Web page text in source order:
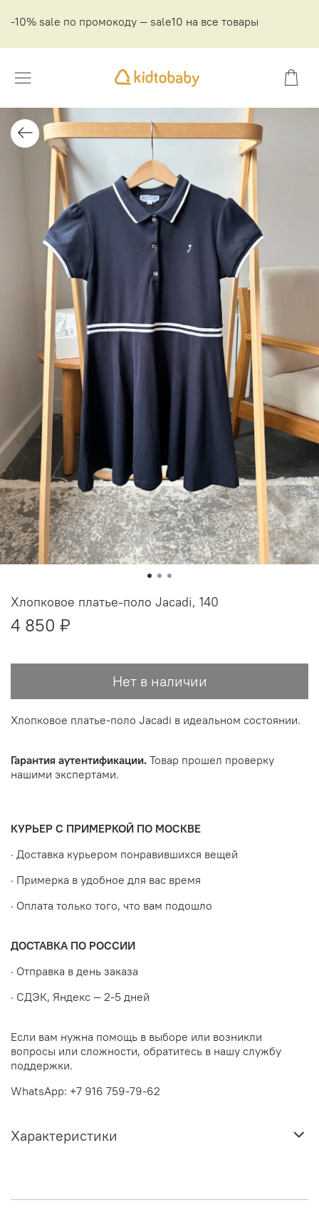
-10% sale по промокоду — sale10 на все товары
Хлопковое платье-поло Jacadi, 140
4 850 ₽
Нет в наличии
Хлопковое платье-поло Jacadi в идеальном состоянии.
Гарантия аутентификации. Товар прошел проверку
нашими экспертами.
КУРЬЕР С ПРИМЕРКОЙ ПО МОСКВЕ
· Доставка курьером понравившихся вещей
· Примерка в удобное для вас время
· Оплата только того, что вам подошло
ДОСТАВКА ПО РОССИИ
· Отправка в день заказа
· СДЭК, Яндекс — 2-5 дней
Если вам нужна помощь в выборе или возникли
вопросы или сложности, обратитесь в нашу службу
поддержки.
WhatsApp: +7 916 759-79-62
Характеристики